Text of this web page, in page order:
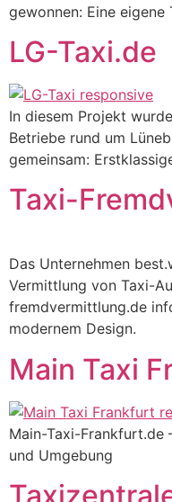
gewonnen: Eine eigene
LG-Taxi.de
In diesem Projekt
Betriebe rund um
gemeinsam:
Taxi-
Das Unternehmen
Vermittlung von Taxi-
fremdvermittlung.de
modernem Design.
Main Taxi
Main-Taxi-Frankfurt.de
und Umgebung